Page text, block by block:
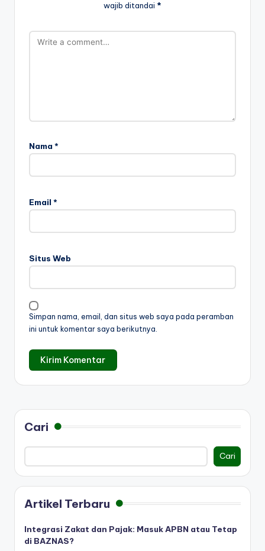
wajib ditandai *
Nama *
Email *
Situs Web
Simpan nama, email, dan situs web saya pada peramban
ini untuk komentar saya berikutnya.
Cari
Cari
Artikel Terbaru
Integrasi Zakat dan Pajak: Masuk APBN atau Tetap
di BAZNAS?